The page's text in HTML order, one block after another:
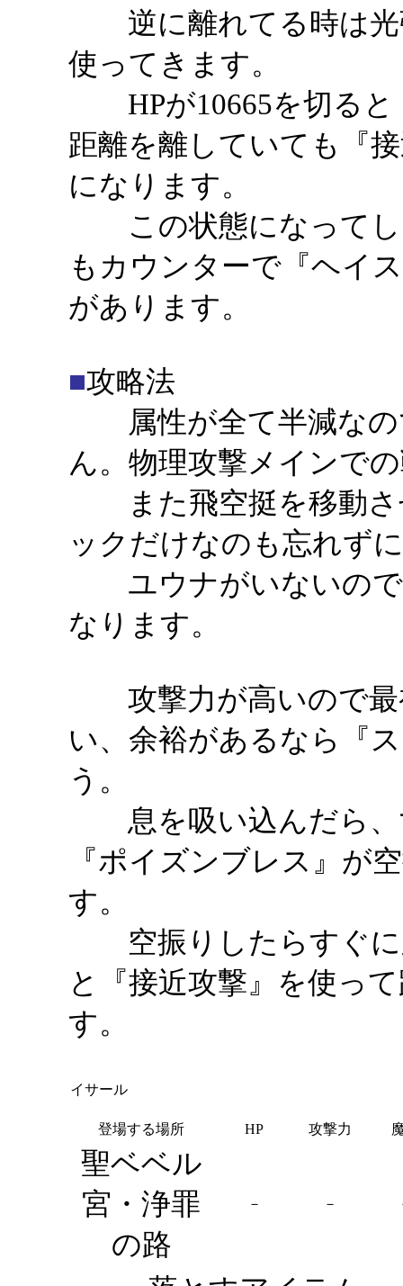
逆に離れてる時は光
使ってき
HPが10665を切ると
距離を離していても『
になります。
この状態になってし
もカウンターで『ヘイ
がありま
■攻略法
属性が全て半減なの
ん。物理攻撃メインで
また飛空挺を移動さ
ックだけなのも忘れず
ユウナがいないので
なります。
攻撃力が高いので最
い、余裕があるなら『
う。
息を吸い込んだら、
『ポイズンブレス』が
す。
空振りしたらすぐに
と『接近攻撃』を使っ
す。
イサール
登場する場所 HP 攻撃力
聖ベベル
宮・浄罪
の路
－ －